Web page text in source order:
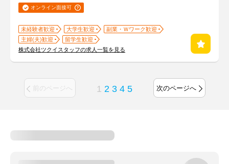
オンライン面接可
未経験者歓迎 大学生歓迎
副業・Ｗワーク歓迎
主婦(夫)歓迎
留学生歓迎
株式会社ツクイスタッフの求人一覧を見る
前のページへ 1 2 3 4 5 次のページへ